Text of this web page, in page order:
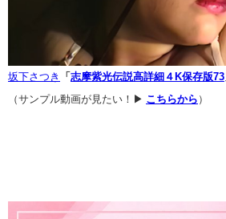
坂下さつき 「 志摩紫光伝説高詳細４K保存版73
（サンプル動画が見たい！▶ こちらから ）